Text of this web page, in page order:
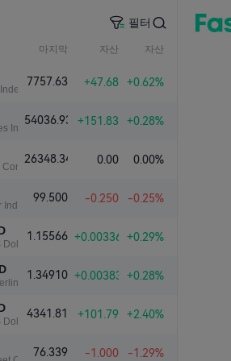
필터
마지막 자산 자산
7757.63 +47.68 +0.62%
Industrial Average
54036.93 +151.83 +0.28%
Index
26348.34 0.00 0.00%
99.500 -0.250 -0.25%
1.15566 +0.00336 +0.29%
/ US Dollar
1.34910 +0.00383 +0.28%
4341.81 +101.79 +2.40%
76.339 -1.000 -1.29%